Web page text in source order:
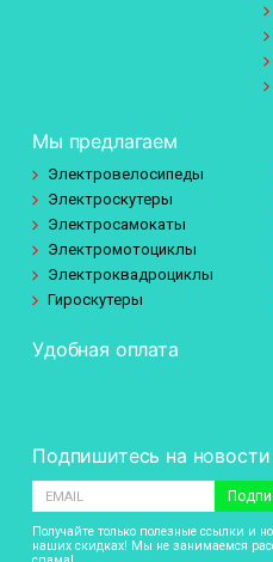
Мы предлагаем
Электровелосипеды
Электроскутеры
Электросамокаты
Электромотоциклы
Электроквадроциклы
Гироскутеры
Удобная оплата
Подпишитесь на новости
Получайте только полезные ссылки и
наших скидках! Мы не занимаемся